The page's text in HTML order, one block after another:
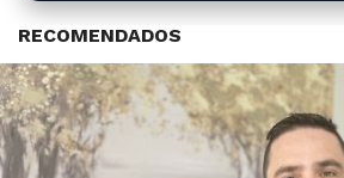
RECOMENDADOS